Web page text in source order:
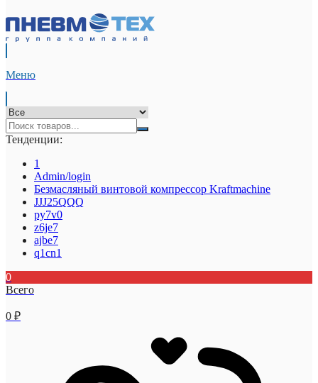
Меню
Тенденции:
1
Admin/login
Безмасляный винтовой компрессор Kraftmaсhine
JJJ25QQQ
py7v0
z6je7
ajbe7
q1cn1
0
Всего
0 ₽